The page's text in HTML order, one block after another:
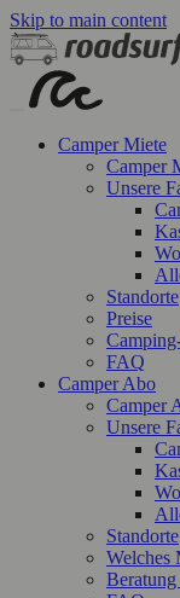
Skip to main content
Camper Miete
Camper
Unsere
Standorte
Preise
FAQ
Camper Abo
Camper
Unsere
Standorte
Welches